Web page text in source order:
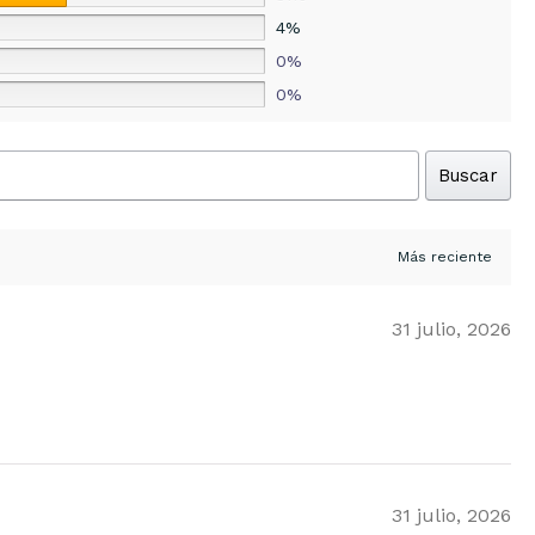
4%
0%
0%
Buscar
31 julio, 2026
31 julio, 2026